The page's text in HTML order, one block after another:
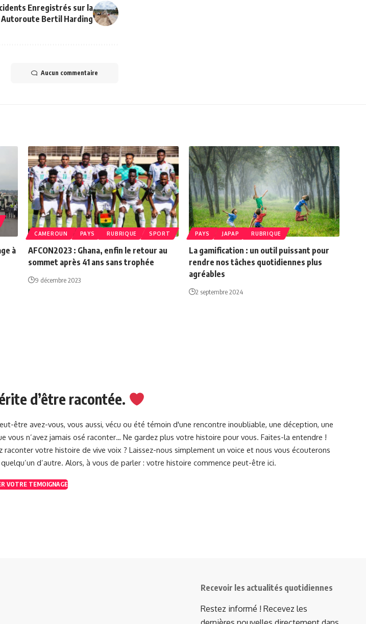
Enregistrés sur la
Autoroute Bertil Harding
Aucun commentaire
à
CAMEROUN PAYS RUBRIQUE SPORT
AFCON2023 : Ghana, enfin le retour au
sommet après 41 ans sans trophée
9 décembre 2023
PAYS JAPAP RUBRIQUE
La gamification : un outil puissant pour
rendre nos tâches quotidiennes plus
agréables
2 septembre 2024
d’être racontée.
être avez-vous, vous aussi, vécu ou été témoin d'une rencontre inoubliable, une déception, une
vous n’avez jamais osé raconter… Ne gardez plus votre histoire pour vous. Faites-la entendre !
votre histoire de vive voix ? Laissez-nous simplement un voice et nous vous écouterons
d’autre. Alors, à vous de parler : votre histoire commence peut-être ici.
VOTRE TEMOIGNAGE
Recevoir les actualités quotidiennes
Restez informé ! Recevez les